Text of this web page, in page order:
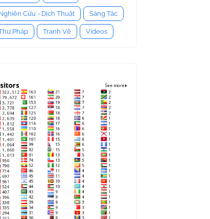
Cứu - Dịch Thuật Sáng Tác
Pháp Tranh Vẽ Videos